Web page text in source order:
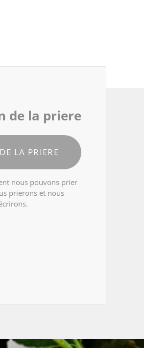
de la priere
LA PRIERE
nous pouvons prier
prierons et nous